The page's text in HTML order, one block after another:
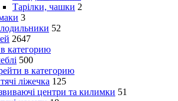
Тарілки, чашки 2
3
52
2647
категорию
500
в категорию
ліжечка 125
центри та килимки 51